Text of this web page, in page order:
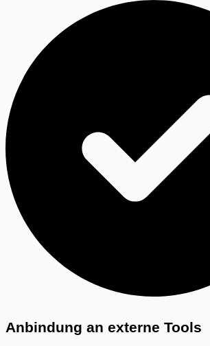
Anbindung an externe Tools